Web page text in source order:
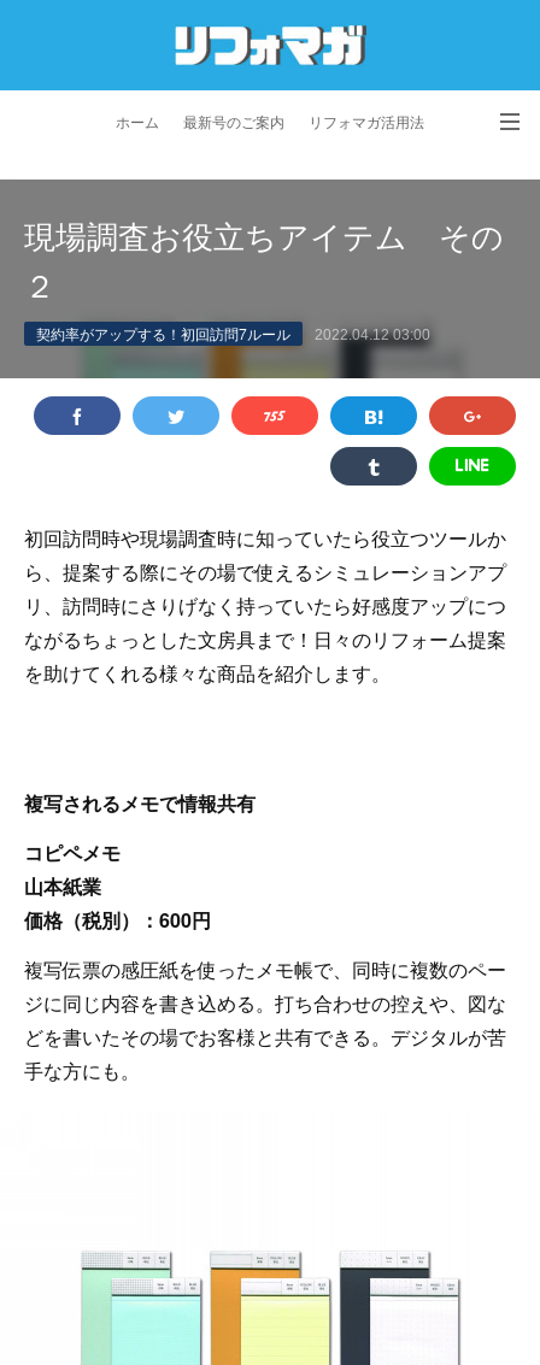
ホーム 最新号のご案内 リフォマガ活用法
プライバシーポリシー 利用規約 会社概要
現場調査お役立ちアイテム その
２
契約率がアップする！初回訪問7ルール 2022.04.12 03:00
初回訪問時や現場調査時に知っていたら役立つツールか
ら、提案する際にその場で使えるシミュレーションアプ
リ、訪問時にさりげなく持っていたら好感度アップにつ
ながるちょっとした文房具まで！日々のリフォーム提案
を助けてくれる様々な商品を紹介します。
複写されるメモで情報共有
コピペメモ
山本紙業
価格（税別）：600円
複写伝票の感圧紙を使ったメモ帳で、同時に複数のペー
ジに同じ内容を書き込める。打ち合わせの控えや、図な
どを書いたその場でお客様と共有できる。デジタルが苦
手な方にも。